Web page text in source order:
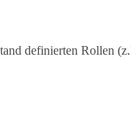
definierten Rollen